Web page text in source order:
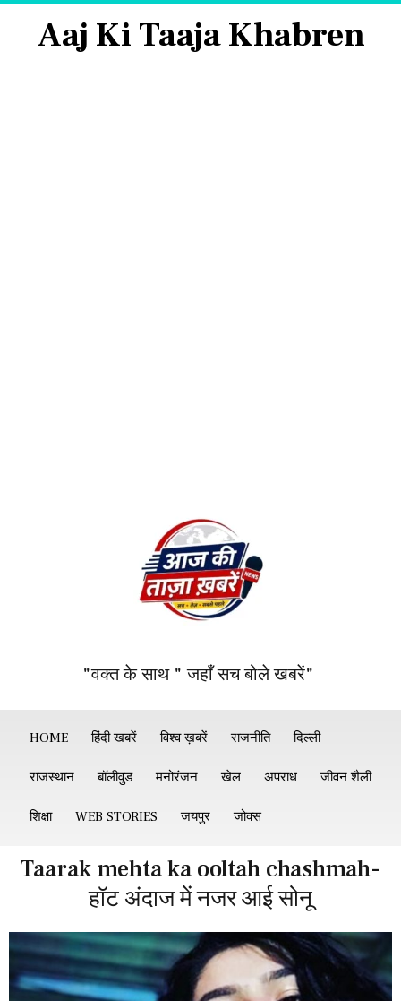
Aaj Ki Taaja Khabren
"वक्त के साथ " जहाँ सच बोले खबरें"
HOME हिंदी खबरें विश्व ख़बरें राजनीति दिल्ली
राजस्थान बॉलीवुड मनोरंजन खेल अपराध जीवन शैली
शिक्षा WEB STORIES जयपुर जोक्स
Taarak mehta ka ooltah chashmah-
हॉट अंदाज में नजर आई सोनू